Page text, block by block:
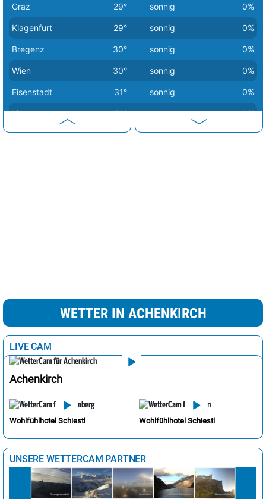
Graz 29° sonnig 0%
Klagenfurt 29° sonnig 0%
Bregenz 30° sonnig 0%
Wien 30° sonnig 0%
Eisenstadt 31° sonnig 0%
Linz 31° sonnig 0%
Salzburg 31° sonnig 0%
WETTER IN ACHENKIRCH
LIVE CAM
Achenkirch
Wohlfühlhotel Schiestl Wohlfühlhotel Schiestl
UNSERE WETTERCAM PARTNER